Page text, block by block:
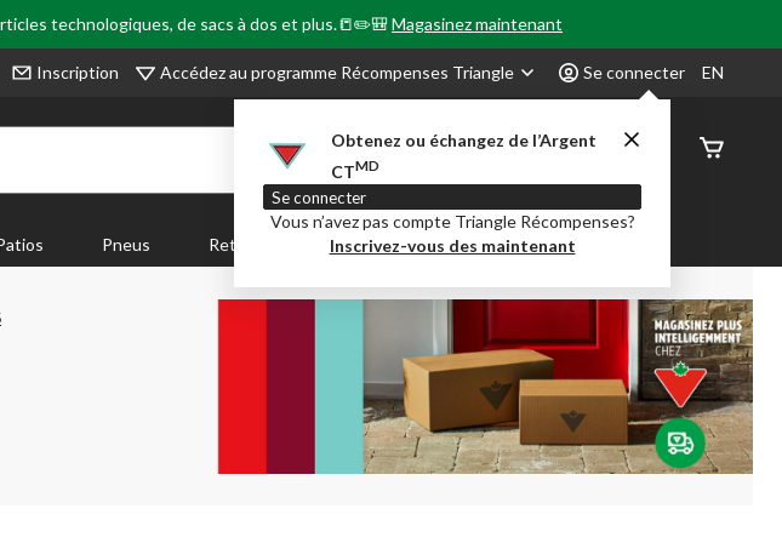
technologiques, de sacs à dos et plus.📒✏️🎒Magasinez maintenant
Inscription Accédez au programme Récompenses Triangle Se connecter
Obtenez ou échangez de l’Argent
CTMD
Se connecter
Vous n’avez pas compte Triangle Récompenses?
Inscrivez-vous des maintenant
EN
État de
Pneus Retour en Classe Party City Centre-auto